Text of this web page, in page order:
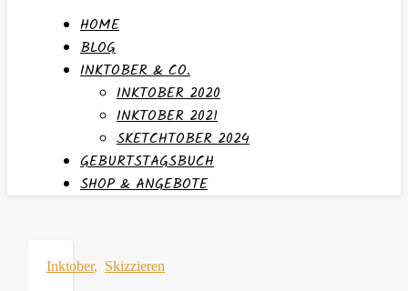
HOME
BLOG
INKTOBER & CO.
INKTOBER 2020
INKTOBER 2021
SKETCHTOBER 2024
GEBURTSTAGSBUCH
SHOP & ANGEBOTE
Inktober, Skizzieren